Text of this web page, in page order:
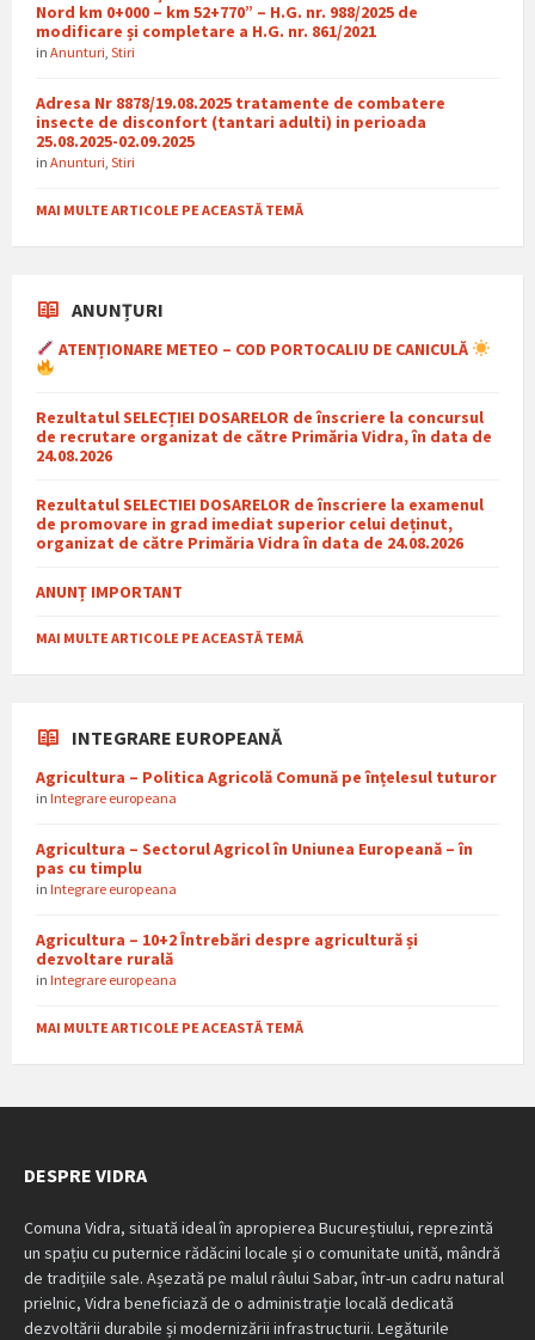
Nord km 0+000 – km 52+770” – H.G. nr. 988/2025 de
modificare și completare a H.G. nr. 861/2021
in Anunturi Stiri
Adresa Nr 8878/19.08.2025 tratamente de combatere
insecte de disconfort (tantari adulti) in perioada
25.08.2025-02.09.2025
in Anunturi Stiri
MAI MULTE ARTICOLE PE ACEASTĂ TEMĂ
ANUNȚURI
ATENȚIONARE METEO – COD PORTOCALIU DE CANICULĂ
Rezultatul SELECȚIEI DOSARELOR de înscriere la concursul
de recrutare organizat de către Primăria Vidra, în data de
24.08.2026
Rezultatul SELECTIEI DOSARELOR de înscriere la examenul
de promovare in grad imediat superior celui deținut,
organizat de către Primăria Vidra în data de 24.08.2026
ANUNȚ IMPORTANT
MAI MULTE ARTICOLE PE ACEASTĂ TEMĂ
INTEGRARE EUROPEANĂ
Agricultura – Politica Agricolă Comună pe înțelesul tuturor
in Integrare europeana
Agricultura – Sectorul Agricol în Uniunea Europeană – în
pas cu timplu
in Integrare europeana
Agricultura – 10+2 Întrebări despre agricultură și
dezvoltare rurală
in Integrare europeana
MAI MULTE ARTICOLE PE ACEASTĂ TEMĂ
DESPRE VIDRA
Comuna Vidra, situată ideal în apropierea Bucureștiului, reprezintă
un spațiu cu puternice rădăcini locale și o comunitate unită, mândră
de tradițiile sale. Așezată pe malul râului Sabar, într-un cadru natural
prielnic, Vidra beneficiază de o administrație locală dedicată
dezvoltării durabile și modernizării infrastructurii. Legăturile